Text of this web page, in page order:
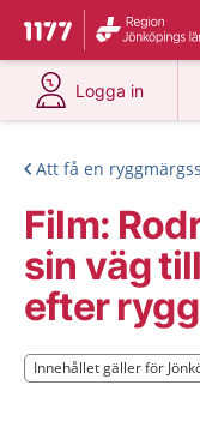
Till startsidan för
Du har valt
Logga in
på 1177.se
Att få en
Film:
sin väg
efter
Innehållet gäller för
Innehållet gäller för